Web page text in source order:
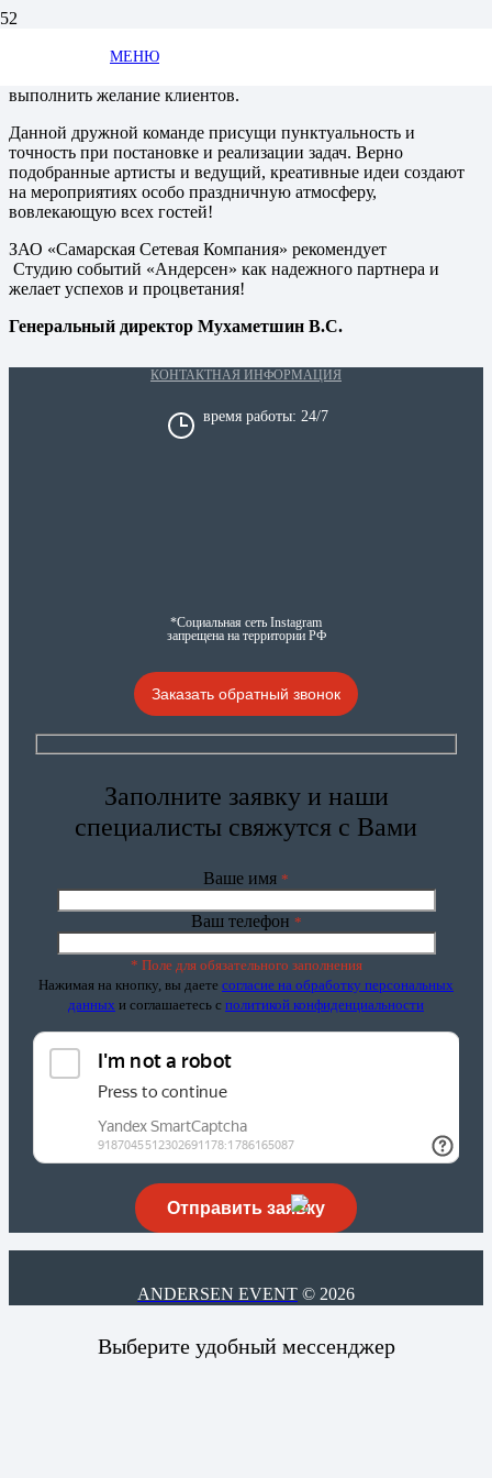
МЕНЮ
«Андерсен» за многолетнее сотрудничество,
выполнить желание клиентов.
Данной дружной команде присущи пунктуальность и
точность при постановке и реализации задач. Верно
подобранные артисты и ведущий, креативные идеи создают
на мероприятиях особо праздничную атмосферу,
вовлекающую всех гостей!
ЗАО «Самарская Сетевая Компания» рекомендует
Студию событий «Андерсен» как надежного партнера и
желает успехов и процветания!
Генеральный директор Мухаметшин В.С.
КОНТАКТНАЯ ИНФОРМАЦИЯ
время работы: 24/7
*Социальная сеть Instagram
запрещена на территории РФ
Заказать обратный звонок
Заполните заявку и наши
специалисты свяжутся с Вами
Ваше имя *
Ваш телефон *
* Поле для обязательного заполнения
Нажимая на кнопку, вы даете согласие на обработку персональных
данных и соглашаетесь c политикой конфиденциальности
ANDERSEN EVENT © 2026
Выберите удобный мессенджер